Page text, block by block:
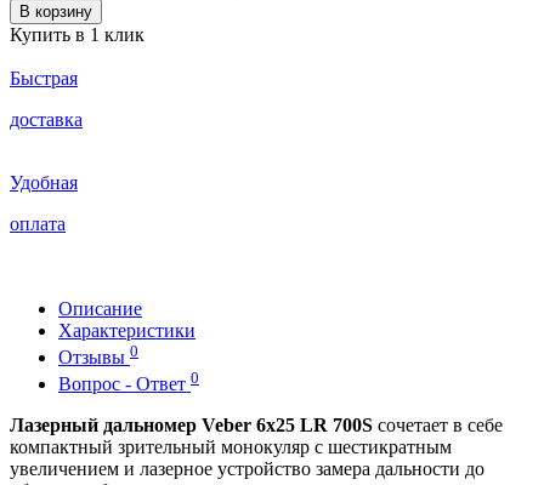
В корзину
Купить в 1 клик
Быстрая
доставка
Удобная
оплата
Описание
Характеристики
Отзывы 0
Вопрос - Ответ 0
Лазерный дальномер Veber 6x25 LR 700S сочетает в себе
компактный зрительный монокуляр с шестикратным
увеличением и лазерное устройство замера дальности до